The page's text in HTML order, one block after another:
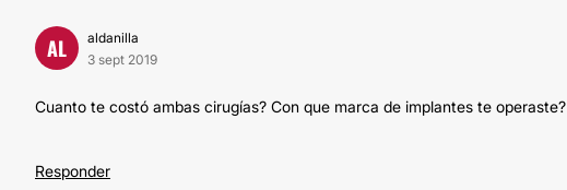
AL
aldanilla
3 sept 2019
Cuanto te costó ambas cirugías? Con que marca de implantes te operaste?
Responder